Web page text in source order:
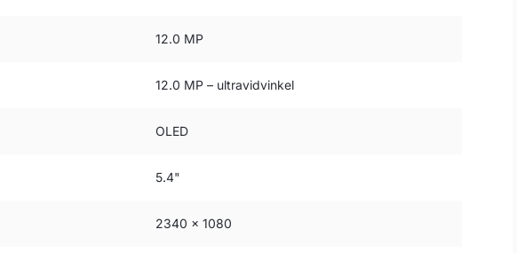
12.0 MP
12.0 MP – ultravidvinkel
OLED
5.4"
2340 x 1080